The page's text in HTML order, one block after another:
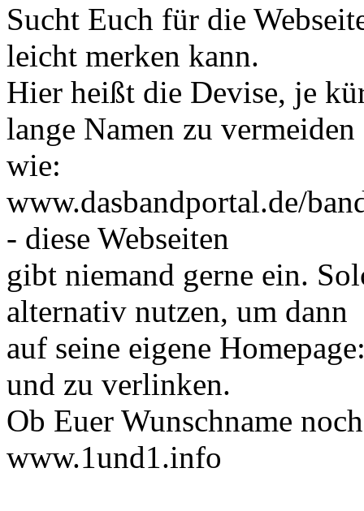
Sucht Euch für die
leicht merken kann.
Hier heißt die Devise, je
lange Namen zu vermeiden
wie:
www.dasbandportal.de/
- diese Webseiten
gibt niemand gerne ein.
alternativ nutzen, um dann
auf seine eigene
und zu verlinken.
Ob Euer Wunschname
www.1und1.info